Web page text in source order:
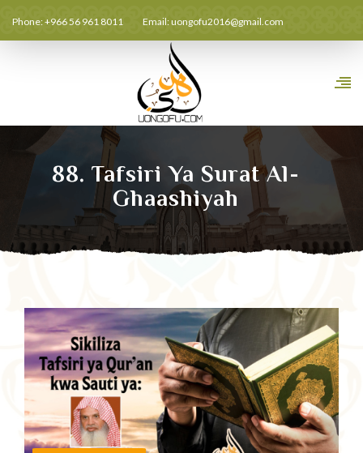
Phone: +966 56 961 8011 Email:uongofu2016@gmail.com
88. Tafsiri Ya Surat Al-
Ghaashiyah